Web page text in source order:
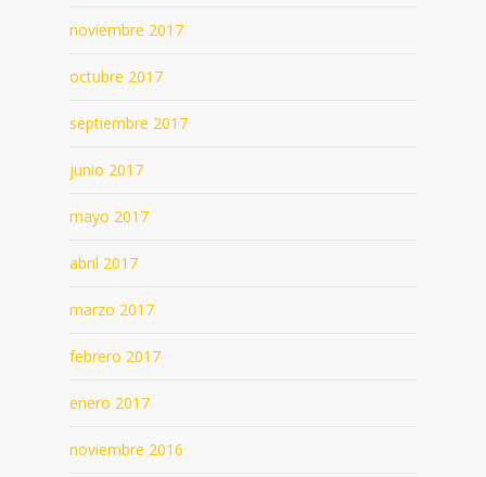
noviembre 2017
octubre 2017
septiembre 2017
junio 2017
mayo 2017
abril 2017
marzo 2017
febrero 2017
enero 2017
noviembre 2016